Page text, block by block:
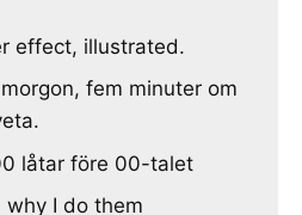
effect, illustrated.
fem minuter om
låtar före 00-talet
I do them